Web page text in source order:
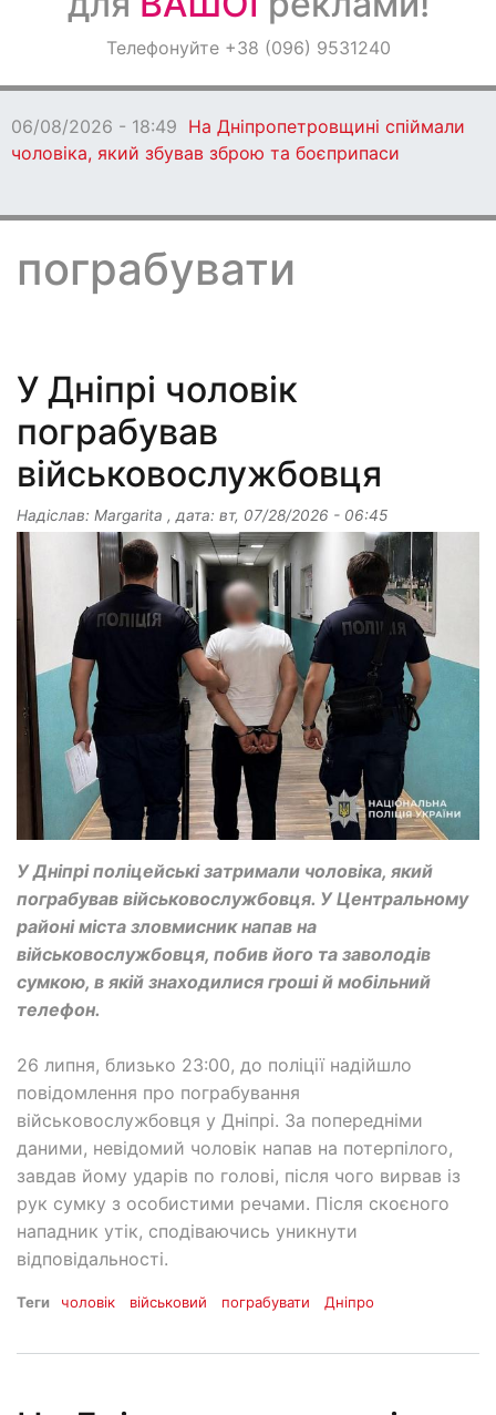
ОголошенняТелефонуйте +38 (096) 9531240
06/08/2026 - 18:47 Ворог
бив по Дніпропетровщині: є загиблі
пограбувати
У Дніпрі чоловік
пограбував
військовослужбовця
Надіслав: Margarita , дата: вт, 07/28/2026 - 06:45
У Дніпрі поліцейські затримали чоловіка, який
пограбував військовослужбовця. У Центральному
районі міста зловмисник напав на
військовослужбовця, побив його та заволодів
сумкою, в якій знаходилися гроші й мобільний
телефон.
26 липня, близько 23:00, до поліції надійшло
повідомлення про пограбування
військовослужбовця у Дніпрі. За попередніми
даними, невідомий чоловік напав на потерпілого,
завдав йому ударів по голові, після чого вирвав із
рук сумку з особистими речами. Після скоєного
нападник утік, сподіваючись уникнути
відповідальності.
Теги чоловік військовий пограбувати Дніпро